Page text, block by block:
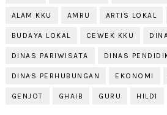
ALAM KKU AMRU ARTIS LOKAL
BUDAYA LOKAL CEWEK KKU
DINAS PARIWISATA DINAS
DINAS PERHUBUNGAN EKONOMI
GENJOT GHAIB GURU HILDI